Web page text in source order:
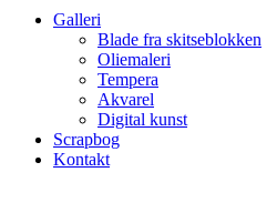
Galleri
Blade fra skitseblokken
Oliemaleri
Tempera
Akvarel
Digital kunst
Scrapbog
Kontakt